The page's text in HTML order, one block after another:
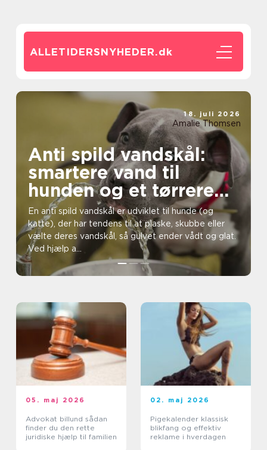
ALLETIDERSNYHEDER.dk
Anti spild vandskål:
smartere vand til
hunden og et tørrere
hjem
En anti spild vandskål er udviklet til hunde (og
katte), der har tendens til at plaske, skubbe eller
vælte deres vandskål, så gulvet ender vådt og glat.
Ved hjælp a...
18. juli 2026
Amalie Thomsen
05. maj 2026
Advokat billund sådan
finder du den rette
juridiske hjælp til familien
02. maj 2026
Pigekalender klassisk
blikfang og effektiv
reklame i hverdagen